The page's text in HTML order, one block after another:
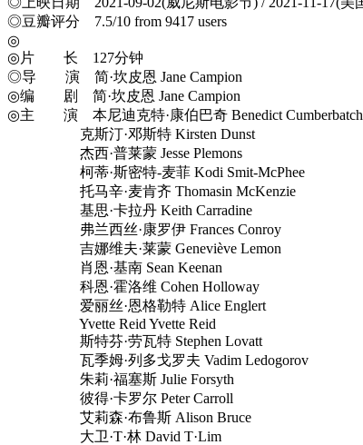
◎豆瓣评分 7.5/10 from 9417 users
◎
◎片 长 127分钟
◎导 演 简·坎皮恩 Jane Campion
◎编 剧 简·坎皮恩 Jane Campion
◎主 演 本尼迪克特·康伯巴奇 Benedict Cumberbatch
克斯汀·邓斯特 Kirsten Dunst
杰西·普莱蒙 Jesse Plemons
柯蒂·斯密特-麦菲 Kodi Smit-McPhee
托马辛·麦肯齐 Thomasin McKenzie
基思·卡拉丹 Keith Carradine
弗兰西丝·康罗伊 Frances Conroy
吉娜维夫·莱蒙 Geneviève Lemon
肖恩·基南 Sean Keenan
科恩·霍洛维 Cohen Holloway
爱丽丝·恩格勒特 Alice Englert
Yvette Reid Yvette Reid
斯特芬·劳瓦特 Stephen Lovatt
瓦季姆·列多戈罗夫 Vadim Ledogorov
朱莉·福塞斯 Julie Forsyth
彼得·卡罗尔 Peter Carroll
艾莉森·布鲁斯 Alison Bruce
大卫·T·林 David T·Lim